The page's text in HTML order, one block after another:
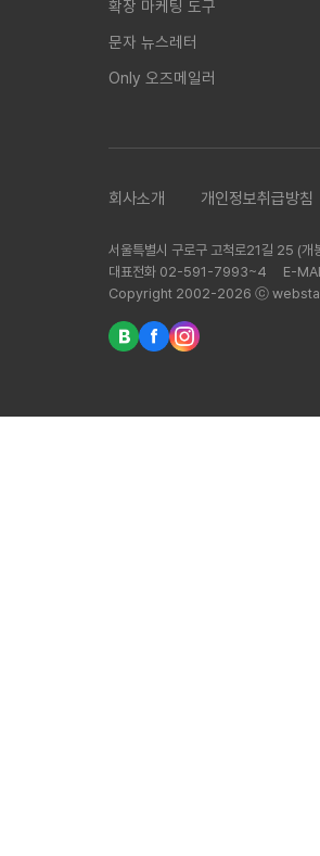
확장 마케팅 도구
문자 뉴스레터
Only 오즈메일러
회사소개 개인정보취급방침
서울특별시 구로구 고척로21길 25 (개
대표전화 02-591-7993~4
E-
Copyright 2002-2026 ⓒ